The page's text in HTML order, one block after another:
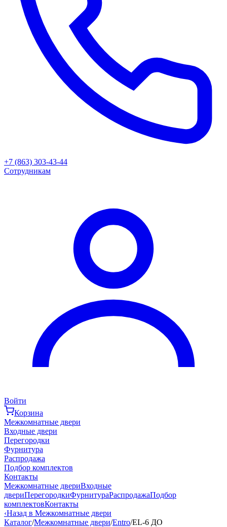
+7 (863) 303-43-44
Сотрудникам
Войти
Корзина
Межкомнатные двери
Входные двери
Перегородки
Фурнитура
Распродажа
Подбор комплектов
Контакты
Межкомнатные двериВходные
двериПерегородкиФурнитураРаспродажаПодбор
комплектовКонтакты
‹Назад в Межкомнатные двери
Каталог/Межкомнатные двери/Entro/EL-6 ДО